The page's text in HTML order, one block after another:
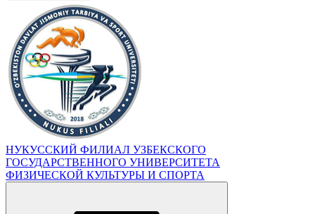
НУКУССКИЙ ФИЛИАЛ УЗБЕКСКОГО
ГОСУДАРСТВЕННОГО УНИВЕРСИТЕТА
ФИЗИЧЕСКОЙ КУЛЬТУРЫ И СПОРТА